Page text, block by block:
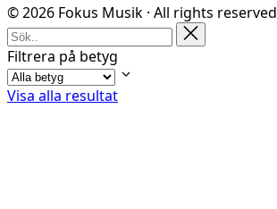
© 2026 Fokus Musik · All rights reserved
Filtrera på betyg
Visa alla resultat